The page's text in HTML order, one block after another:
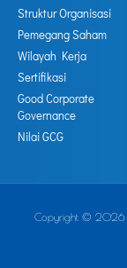
Struktur Organisasi
Pemegang Saham
Wilayah Kerja
Sertifikasi
Good Corporate
Governance
Nilai GCG
Copyright © 2026